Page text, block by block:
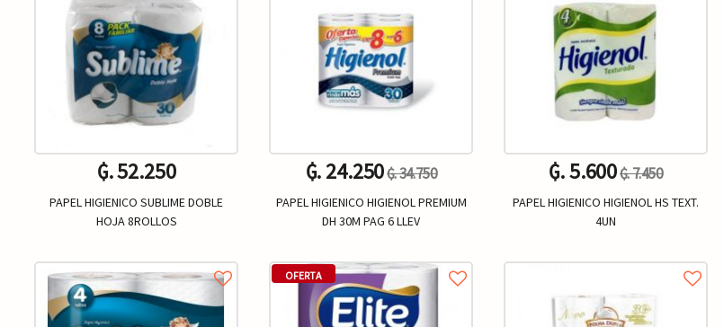
₲. 52.250
PAPEL HIGIENICO SUBLIME DOBLE
HOJA 8ROLLOS
₲. 24.250₲. 34.750
PAPEL HIGIENICO HIGIENOL PREMIUM
DH 30M PAG 6 LLEV
OFERTA
₲. 5.600₲. 7.450
PAPEL HIGIENICO HIGIENOL HS TEXT.
4UN